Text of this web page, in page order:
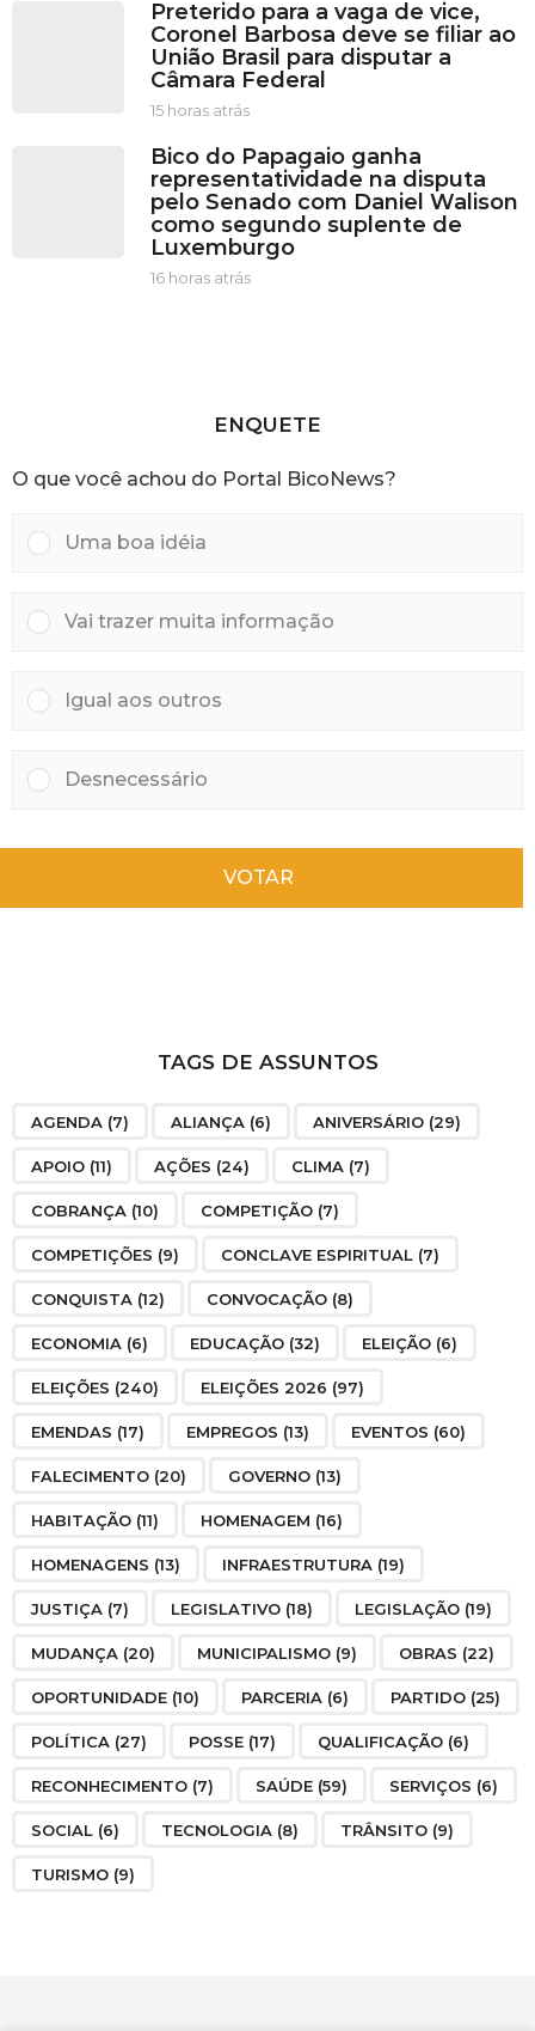
r
a
s
a
á
s
Preterido para a vaga de vice,
Coronel Barbosa deve se filiar ao
União Brasil para disputar a
Câmara Federal
15 horas atrás1
h
o
r
a
s
Bico do Papagaio ganha
representatividade na disputa
pelo Senado com Daniel Walison
como segundo suplente de
Luxemburgo
16 horas atrás1
s
a
r
ENQUETE
O que você achou do Portal BicoNews?
Uma boa idéia
Vai trazer muita informação
Igual aos outros
Desnecessário
VOTAR
TAGS DE ASSUNTOS
AGENDA (7) ALIANÇA (6) ANIVERSÁRIO (29)
APOIO (11) AÇÕES (24) CLIMA (7)
COBRANÇA (10) COMPETIÇÃO (7)
COMPETIÇÕES (9) CONCLAVE ESPIRITUAL (7)
CONQUISTA (12) CONVOCAÇÃO (8)
ECONOMIA (6) EDUCAÇÃO (32) ELEIÇÃO (6)
ELEIÇÕES (240) ELEIÇÕES 2026 (97)
EMENDAS (17) EMPREGOS (13) EVENTOS (60)
FALECIMENTO (20) GOVERNO (13)
HABITAÇÃO (11) HOMENAGEM (16)
HOMENAGENS (13) INFRAESTRUTURA (19)
JUSTIÇA (7) LEGISLATIVO (18) LEGISLAÇÃO (19)
MUDANÇA (20) MUNICIPALISMO (9) OBRAS (22)
OPORTUNIDADE (10) PARCERIA (6) PARTIDO (25)
POLÍTICA (27) POSSE (17) QUALIFICAÇÃO (6)
RECONHECIMENTO (7) SAÚDE (59) SERVIÇOS (6)
SOCIAL (6) TECNOLOGIA (8) TRÂNSITO (9)
TURISMO (9)